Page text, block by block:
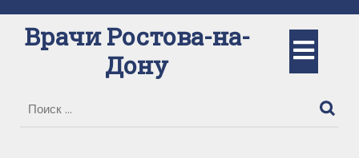
содержимому
Врачи Ростова-на-
Дону